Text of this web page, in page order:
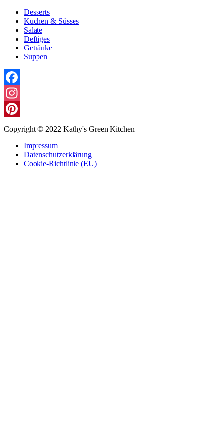
Desserts
Kuchen & Süsses
Salate
Deftiges
Getränke
Suppen
Facebook
Instagram
Pinterest
Copyright © 2022 Kathy's Green Kitchen
Impressum
Datenschutzerklärung
Cookie-Richtlinie (EU)